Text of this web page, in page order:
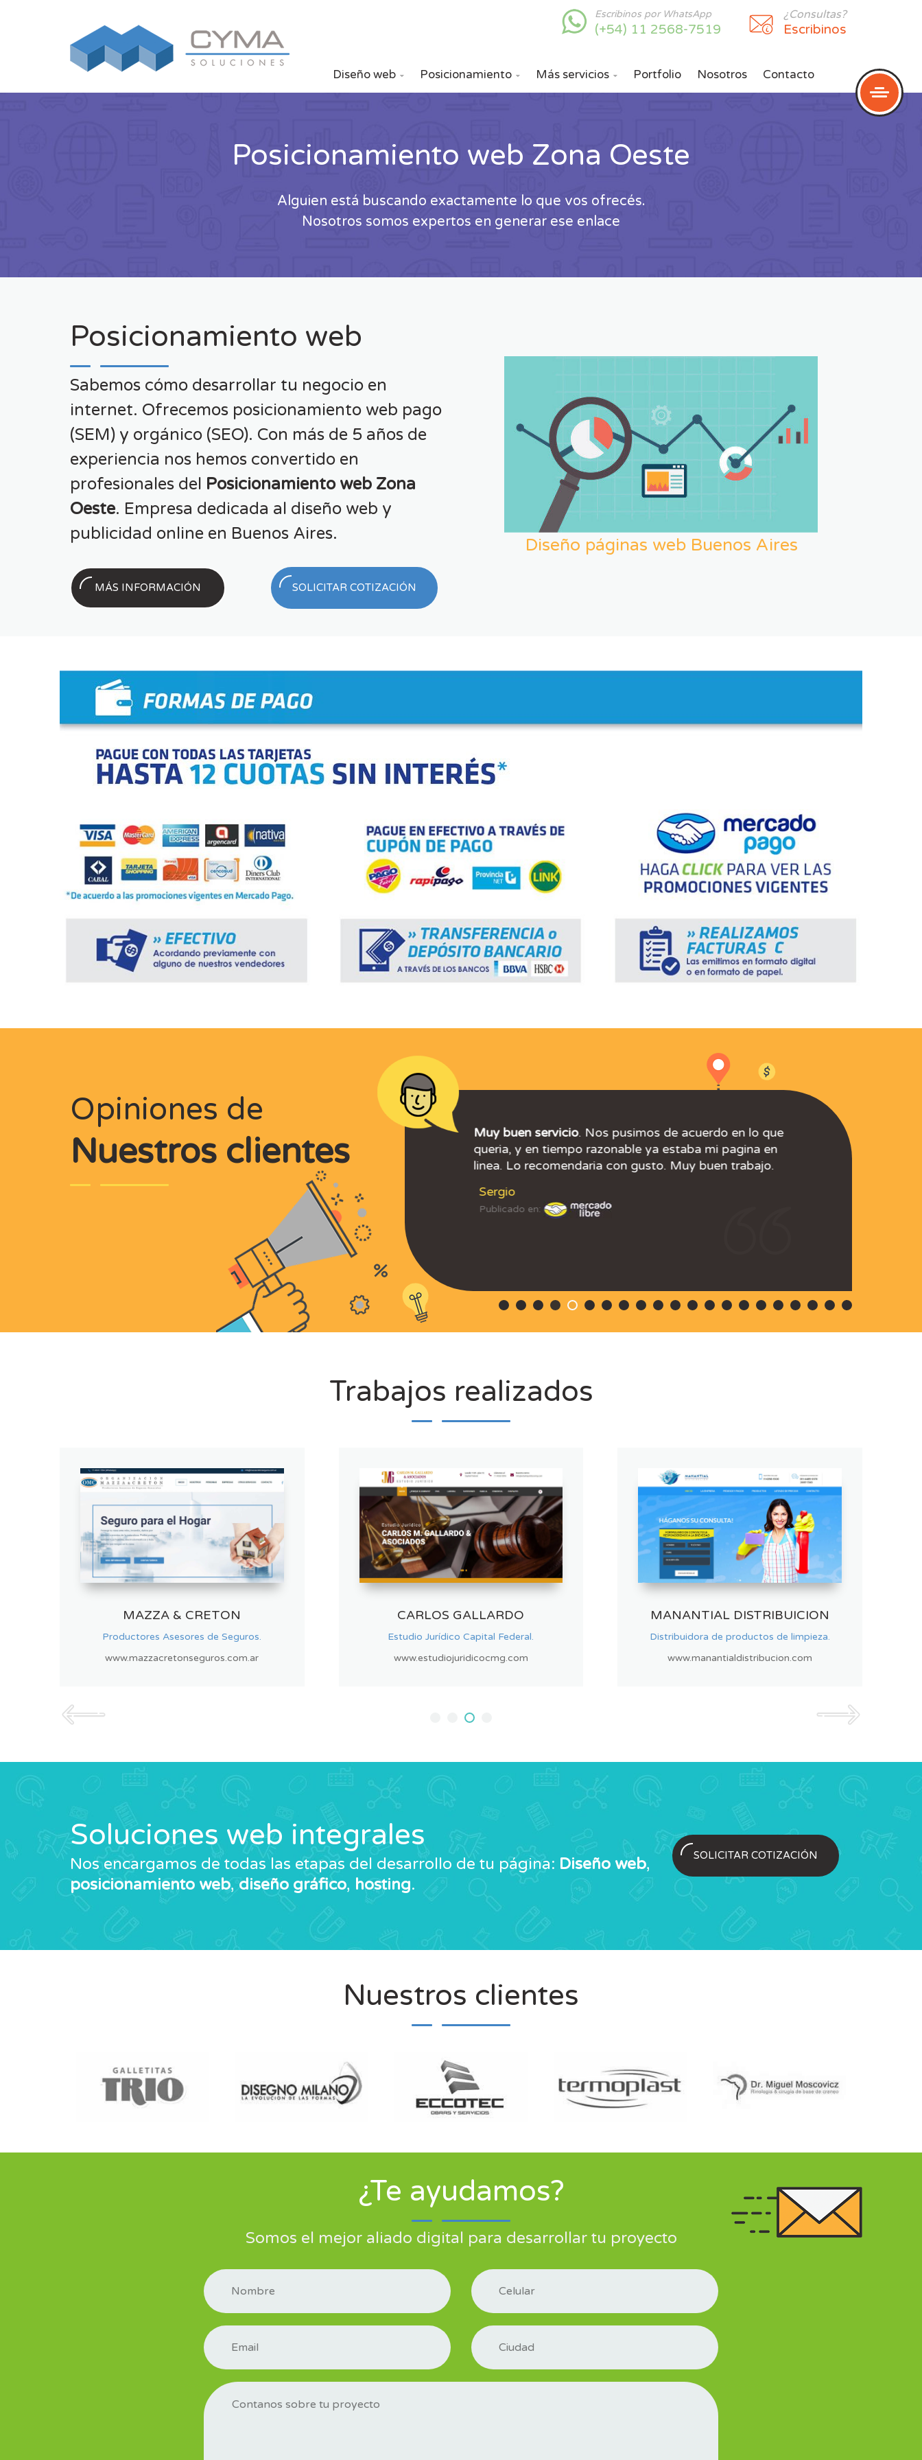
¿Consultas?
Escribinos
Escribinos por WhatsApp
(+54) 11 2568-7519
Diseño web  Posicionamiento  Más servicios  Portfolio Nosotros Contacto
Posicionamiento web Zona Oeste
Alguien está buscando exactamente lo que vos ofrecés.
Nosotros somos expertos en generar ese enlace
Posicionamiento web
Sabemos cómo desarrollar tu negocio en
internet. Ofrecemos posicionamiento web pago
(SEM) y orgánico (SEO). Con más de 5 años de
experiencia nos hemos convertido en
profesionales del Posicionamiento web Zona
Oeste. Empresa dedicada al diseño web y
publicidad online en Buenos Aires.
MÁS INFORMACIÓN SOLICITAR COTIZACIÓN
Diseño páginas web Buenos Aires
Opiniones de
Nuestros clientesExcelentes !!
EXCELENTES!!! Muy buen servicio. Nos pusimos de acuerdo en lo que
queria, y en tiempo razonable ya estaba mi pagina en
linea. Lo recomendaria con gusto. Muy buen trabajo.
Sergio
Publicado en:
Profesionalidad y eficacia.
Excelente Servicio.
Profesionalidad y excelente servicio al cliente.
De primera!!
Muy buen servicio.
Excelente servicio y predisposicion.
Excelente y confiable servicio.
Buena atención al cliente.
Excelentes !!
Trabajos realizados
MUNDO CLOSET
Diseño y fábrica de frentes de placard.
www.mundocloset.com
ACQUA FILTER
Fábrica de filtros de Agua.
www.acquafilterargentina.com
HARINA CATERING
Servicio de Catering, Panaderia y Pasteleria.
www.harinacatering.com
Soluciones web integrales
Nos encargamos de todas las etapas del desarrollo de tu página: Diseño web,
posicionamiento web,diseño gráfico, hosting.
SOLICITAR COTIZACIÓN
Nuestros clientes
¿Te ayudamos?
Somos el mejor aliado digital para desarrollar tu proyecto